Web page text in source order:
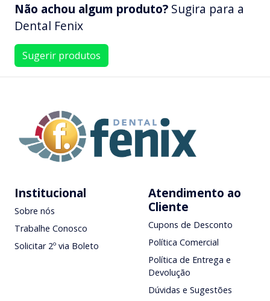
Não achou algum produto? Sugira para a
Dental Fenix
Sugerir produtos
Institucional
Sobre nós
Trabalhe Conosco
Solicitar 2º via Boleto
Atendimento ao
Cliente
Cupons de Desconto
Política Comercial
Política de Entrega e
Devolução
Dúvidas e Sugestões